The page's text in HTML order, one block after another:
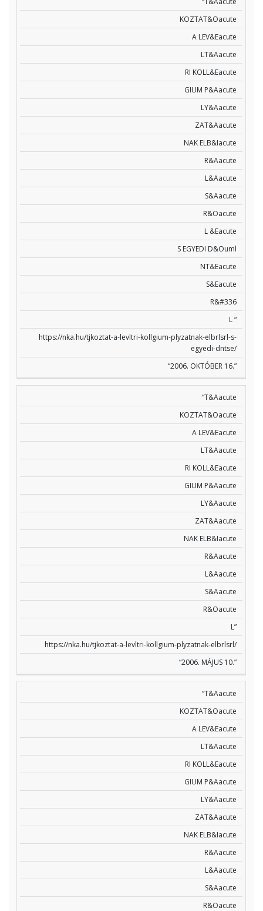
KOZTAT&Oacute
A LEV&Eacute
LT&Aacute
RI KOLL&Eacute
GIUM P&Aacute
LY&Aacute
ZAT&Aacute
NAK ELB&Iacute
R&Aacute
L&Aacute
S&Aacute
R&Oacute
L &Eacute
S EGYEDI D&Ouml
NT&Eacute
S&Eacute
R&#336
L “
https://nka.hu/tjkoztat-a-levltri-kollgium-plyzatnak-elbrlsrl-s-
egyedi-dntse/
“2006. OKTÓBER 16.”
“T&Aacute
KOZTAT&Oacute
A LEV&Eacute
LT&Aacute
RI KOLL&Eacute
GIUM P&Aacute
LY&Aacute
ZAT&Aacute
NAK ELB&Iacute
R&Aacute
L&Aacute
S&Aacute
R&Oacute
L”
https://nka.hu/tjkoztat-a-levltri-kollgium-plyzatnak-elbrlsrl/
“2006. MÁJUS 10.”
“T&Aacute
KOZTAT&Oacute
A LEV&Eacute
LT&Aacute
RI KOLL&Eacute
GIUM P&Aacute
LY&Aacute
ZAT&Aacute
NAK ELB&Iacute
R&Aacute
L&Aacute
S&Aacute
R&Oacute